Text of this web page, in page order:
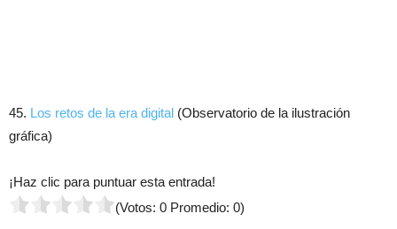
45. Los retos de la era digital (Observatorio de la ilustración
gráfica)
¡Haz clic para puntuar esta entrada!
(Votos: 0 Promedio: 0)